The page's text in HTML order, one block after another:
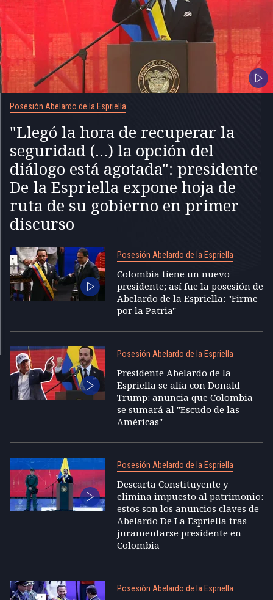
Posesión Abelardo de la Espriella
"Llegó la hora de recuperar la
seguridad (...) la opción del
diálogo está agotada": presidente
De la Espriella expone hoja de
ruta de su gobierno en primer
discurso
Posesión Abelardo de la Espriella
Colombia tiene un nuevo
presidente; así fue la posesión de
Abelardo de la Espriella: "Firme
por la Patria"
Posesión Abelardo de la Espriella
Presidente Abelardo de la
Espriella se alía con Donald
Trump: anuncia que Colombia
se sumará al "Escudo de las
Américas"
Posesión Abelardo de la Espriella
Descarta Constituyente y
elimina impuesto al patrimonio:
estos son los anuncios claves de
Abelardo De La Espriella tras
juramentarse presidente en
Colombia
Posesión Abelardo de la Espriella